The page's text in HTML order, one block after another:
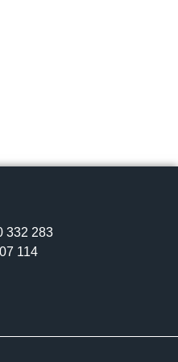
332 283
114